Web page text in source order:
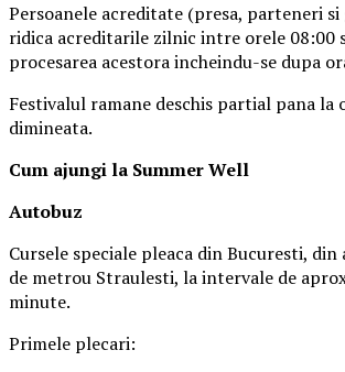
Persoanele acreditate (presa, parteneri
ridica acreditarile zilnic intre orele 08:00
procesarea acestora incheindu-se dupa
Festivalul ramane deschis partial pana la
dimineata.
Cum ajungi la Summer Well
Autobuz
Cursele speciale pleaca din Bucuresti,
de metrou Straulesti, la intervale de
minute.
Primele plecari: